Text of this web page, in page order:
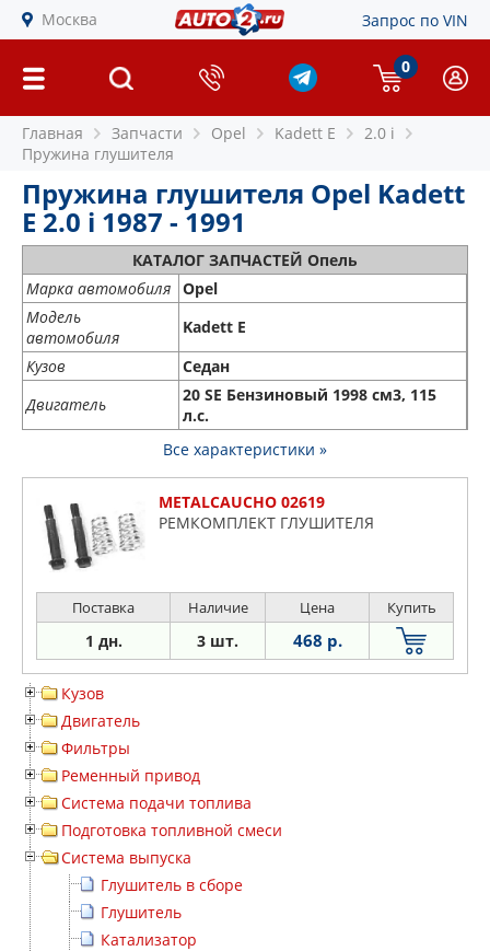
Москва Запрос по VIN
0
Главная Запчасти Opel Kadett E
2.0 i
Пружина глушителя
Пружина глушителя Opel Kadett
E 2.0 i 1987 - 1991
КАТАЛОГ ЗАПЧАСТЕЙ Опель
Марка автомобиля Opel
Модель
автомобиля
Kadett E
Кузов
Седан
Двигатель
20 SE Бензиновый 1998 см3, 115
л.с.
Все характеристики »
METALCAUCHO 02619
РЕМКОМПЛЕКТ ГЛУШИТЕЛЯ
Поставка Наличие Цена Купить
1 дн. 3 шт. 468 р.
Кузов
Двигатель
Фильтры
Ременный привод
Система подачи топлива
Подготовка топливной смеси
Система выпуска
Глушитель в сборе
Глушитель
Катализатор